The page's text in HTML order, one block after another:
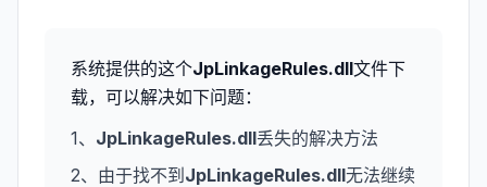
系统提供的这个JpLinkageRules.dll文件下
载，可以解决如下问题：
1、 JpLinkageRules.dll丢失的解决方法
2、由于找不到 JpLinkageRules.dll无法继续